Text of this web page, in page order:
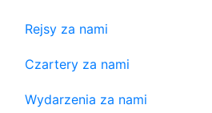
Rejsy za nami
Czartery za nami
Wydarzenia za nami